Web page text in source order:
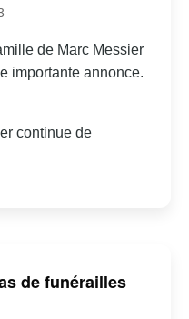
de Marc Messier
importante annonce.
continue de
de funérailles